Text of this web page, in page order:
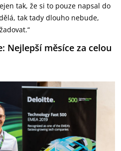
tak, že si to pouze napsal do
tak tady dlouho nebude,
Nejlepší měsíce za celou